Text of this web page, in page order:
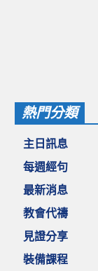
活動影音
活動影音_2015
活動影音_2014
社區愛加倍
愛加倍協會介紹
熱門分類
主日訊息
每週經句
最新消息
教會代禱
見證分享
裝備課程